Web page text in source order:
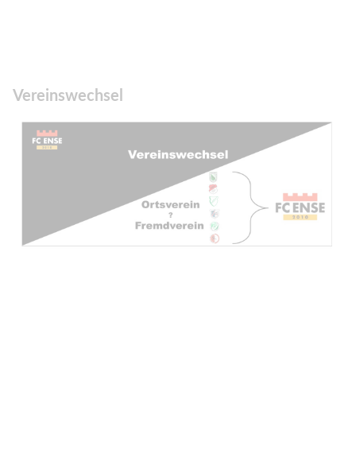
Vereinswechsel